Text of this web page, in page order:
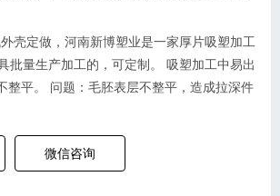
壳定做，河南新博塑业是一家厚片吸塑加工
批量生产加工的，可定制。 吸塑加工中易出
整平。 问题：毛胚表层不整平，造成拉深件
微信咨询